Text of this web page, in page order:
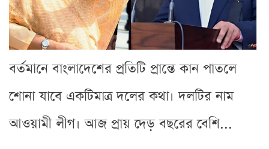
বর্তমানে বাংলাদেশের প্রতিটি প্রান্তে কান পাতলে
শোনা যাবে একটিমাত্র দলের কথা। দলটির নাম
আওয়ামী লীগ। আজ প্রায় দেড় বছরের বেশি...